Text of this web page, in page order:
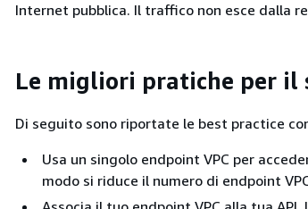
Internet pubblica. Il traffico non esce dalla
Le migliori pratiche per il
Di seguito sono riportate le best practice
Usa un singolo endpoint VPC per
modo si riduce il numero di endpoint